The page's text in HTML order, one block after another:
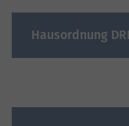
Hausordnung